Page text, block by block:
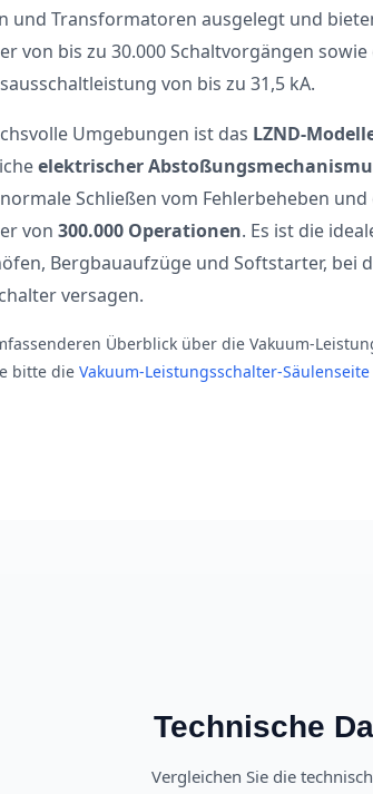
und Transformatoren ausgelegt und
von bis zu 30.000 Schaltvorgängen sowie
von bis zu 31,5 kA.
Umgebungen ist das LZND-
elektrischer
Schließen vom Fehlerbeheben
von300.000 Operationen. Es ist die
Bergbauaufzüge und Softstarter, bei
versagen.
Überblick über die Vakuum-
bitte dieVakuum-Leistungsschalter-Säulenseite
Technische
Vergleichen Sie die